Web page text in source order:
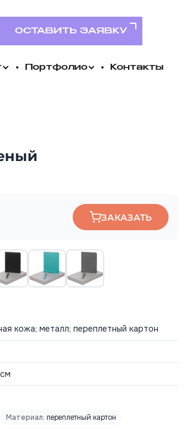
ОСТАВИТЬ ЗАЯВКУ
Портфолио Контакты
ЗАКАЗАТЬ
кожа; металл; переплетный картон
Материал: переплетный картон